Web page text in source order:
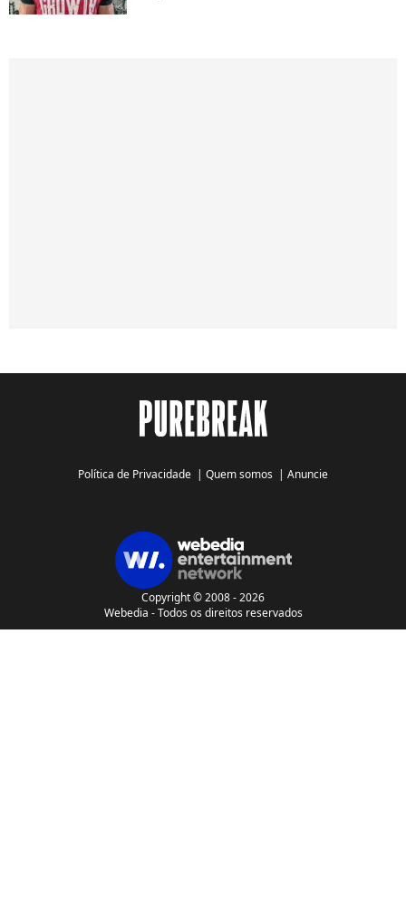
Política de Privacidade | Quem somos | Anuncie
Copyright © 2008 - 2026
Webedia - Todos os direitos reservados